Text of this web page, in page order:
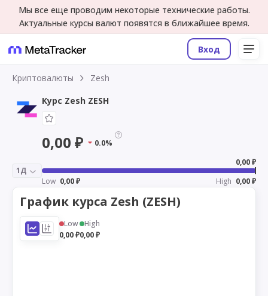
Мы все еще проводим некоторые технические работы.
Актуальные курсы валют появятся в ближайшее время.
Вход
Криптовалюты
Zesh
Курс Zesh ZESH
0,00 ₽ 0.0%
1Д
0,00 ₽
Low 0,00 ₽ High 0,00 ₽
График курса Zesh (ZESH)
Low
0,00 ₽
High
0,00 ₽